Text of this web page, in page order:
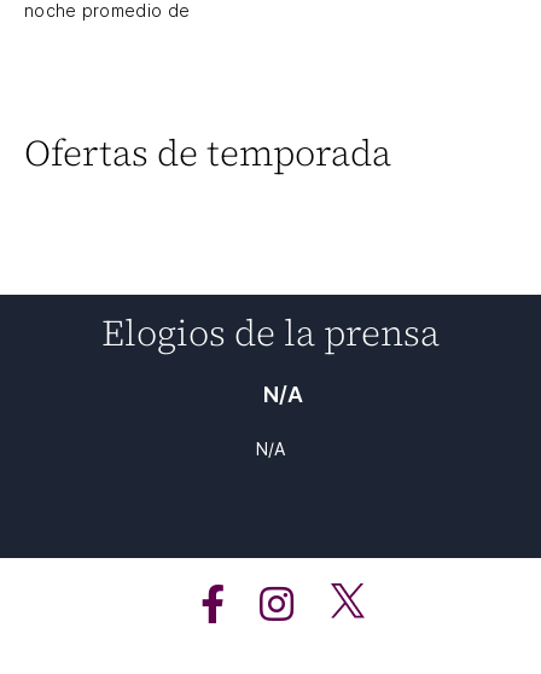
noche promedio de
Ofertas de temporada
Elogios de la prensa
N/A
N/A